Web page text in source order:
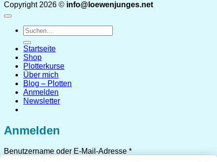
Copyright 2026 © info@loewenjunges.net
Suchen
nach:
Startseite
Shop
Plotterkurse
Über mich
Blog – Plotten
Anmelden
Newsletter
Anmelden
Benutzername oder E-Mail-Adresse *Erforderlich